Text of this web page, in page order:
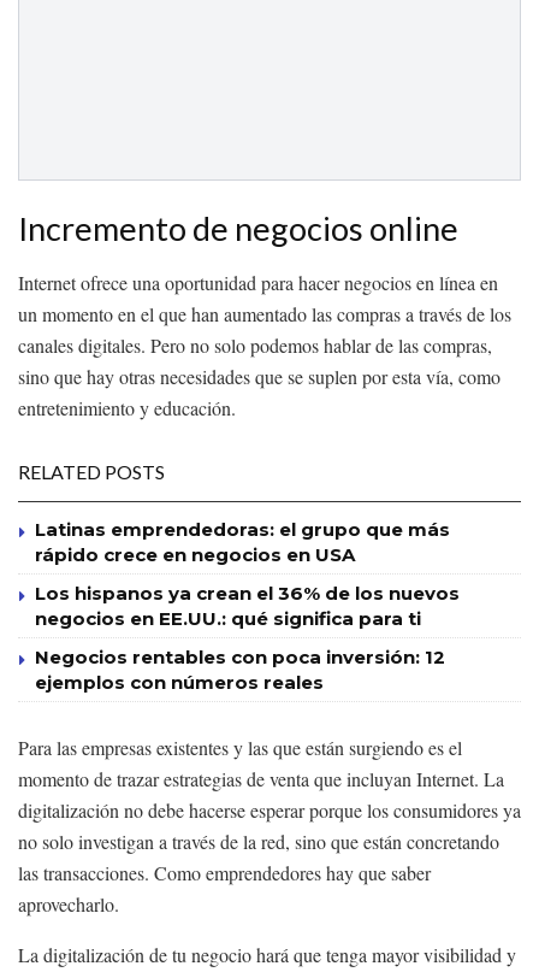
Incremento de negocios online
Internet ofrece una oportunidad para hacer negocios en línea en
un momento en el que han aumentado las compras a través de los
canales digitales. Pero no solo podemos hablar de las compras,
sino que hay otras necesidades que se suplen por esta vía, como
entretenimiento y educación.
RELATED POSTS
Latinas emprendedoras: el grupo que más
rápido crece en negocios en USA
Los hispanos ya crean el 36% de los nuevos
negocios en EE.UU.: qué significa para ti
Negocios rentables con poca inversión: 12
ejemplos con números reales
Para las empresas existentes y las que están surgiendo es el
momento de trazar estrategias de venta que incluyan Internet. La
digitalización no debe hacerse esperar porque los consumidores ya
no solo investigan a través de la red, sino que están concretando
las transacciones. Como emprendedores hay que saber
aprovecharlo.
La digitalización de tu negocio hará que tenga mayor visibilidad y